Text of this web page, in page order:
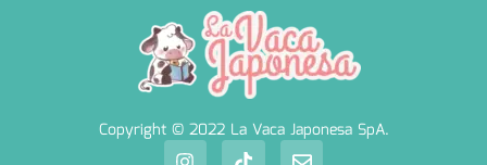
Copyright © 2022 La Vaca Japonesa SpA.